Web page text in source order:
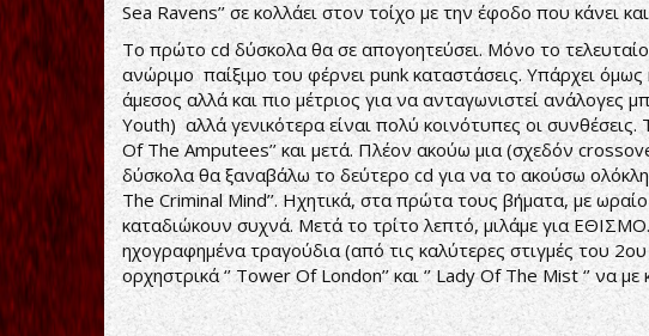
Sea Ravens’’ σε κολλάει στον τοίχο με την έφοδο που κάνει
Το πρώτο cd δύσκολα θα σε απογοητεύσει. Μόνο το
ανώριμο παίξιμο του φέρνει punk καταστάσεις. Υπάρχει
άμεσος αλλά και πιο μέτριος για να ανταγωνιστεί ανάλογες
Youth) αλλά γενικότερα είναι πολύ κοινότυπες οι
Of The Amputees’’ και μετά. Πλέον ακούω μια (σχεδόν
δύσκολα θα ξαναβάλω το δεύτερο cd για να το ακούσω
The Criminal Mind’’. Ηχητικά, στα πρώτα τους βήματα, με
καταδιώκουν συχνά. Μετά το τρίτο λεπτό, μιλάμε για
ηχογραφημένα τραγούδια (από τις καλύτερες στιγμές του
ορχηστρικά ‘’ Tower Of London’’ και ‘’ Lady Of The Mist ‘’ να